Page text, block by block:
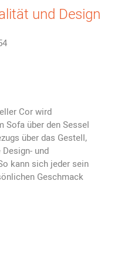
Schreiben Sie uns
vereinbaren Sie
und Design
Cor wird
Sofa über den Sessel
über das Gestell,
und
kann sich jeder sein
Geschmack